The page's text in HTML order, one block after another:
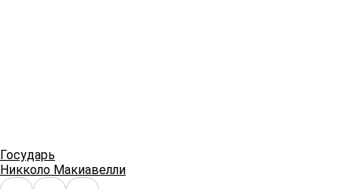
Государь
Никколо Макиавелли